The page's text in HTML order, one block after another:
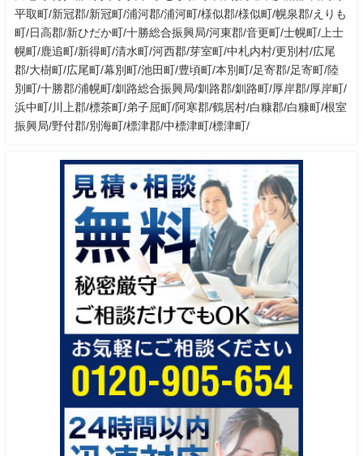
平取町/新冠郡/新冠町/浦河郡/浦河町/様似郡/様似町/幌泉郡/えりも
町/日高郡/新ひだか町/十勝総合振興局/河東郡/音更町/士幌町/上士
幌町/鹿追町/新得町/清水町/河西郡/芽室町/中札内村/更別村/広尾
郡/大樹町/広尾町/幕別町/池田町/豊頃町/本別町/足寄郡/足寄町/陸
別町/十勝郡/浦幌町/釧路総合振興局/釧路郡/釧路町/厚岸郡/厚岸町/
浜中町/川上郡/標茶町/弟子屈町/阿寒郡/鶴居村/白糠郡/白糠町/根室
振興局/野付郡/別海町/標津郡/中標津町/標津町/